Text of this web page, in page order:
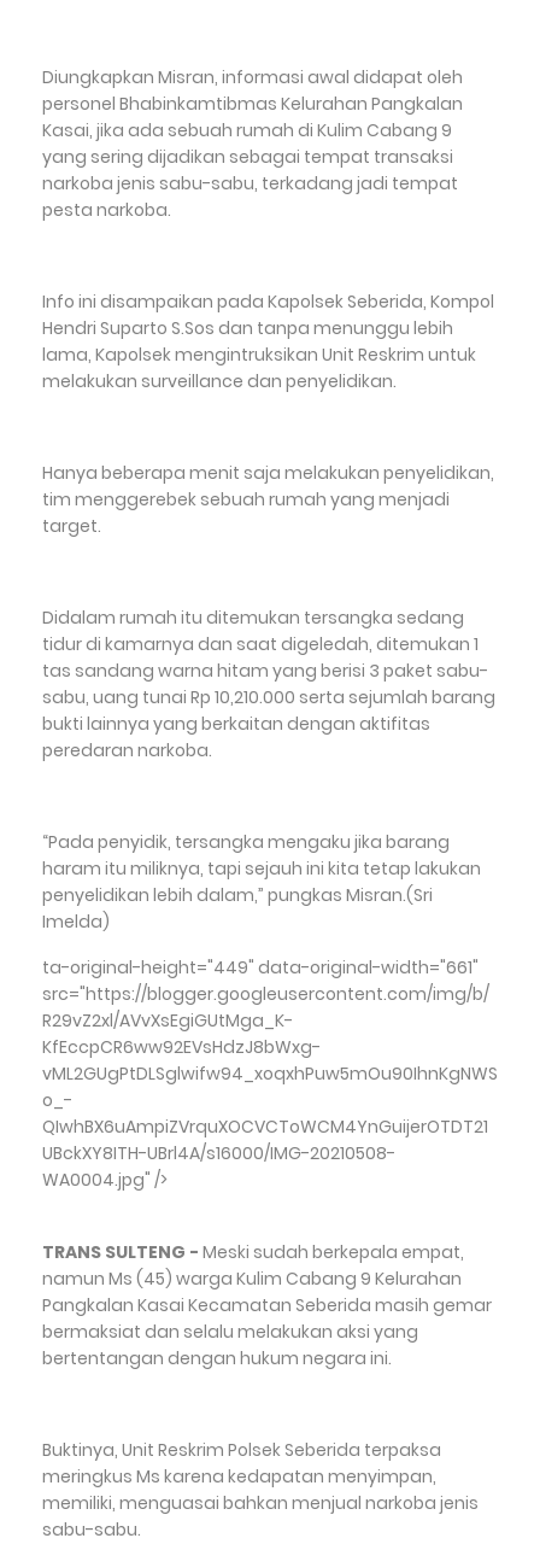
Diungkapkan Misran, informasi awal didapat oleh
personel Bhabinkamtibmas Kelurahan Pangkalan
Kasai, jika ada sebuah rumah di Kulim Cabang 9
yang sering dijadikan sebagai tempat transaksi
narkoba jenis sabu-sabu, terkadang jadi tempat
pesta narkoba.
Info ini disampaikan pada Kapolsek Seberida, Kompol
Hendri Suparto S.Sos dan tanpa menunggu lebih
lama, Kapolsek mengintruksikan Unit Reskrim untuk
melakukan surveillance dan penyelidikan.
Hanya beberapa menit saja melakukan penyelidikan,
tim menggerebek sebuah rumah yang menjadi
target.
Didalam rumah itu ditemukan tersangka sedang
tidur di kamarnya dan saat digeledah, ditemukan 1
tas sandang warna hitam yang berisi 3 paket sabu-
sabu, uang tunai Rp 10,210.000 serta sejumlah barang
bukti lainnya yang berkaitan dengan aktifitas
peredaran narkoba.
“Pada penyidik, tersangka mengaku jika barang
haram itu miliknya, tapi sejauh ini kita tetap lakukan
penyelidikan lebih dalam,” pungkas Misran.(Sri
Imelda)
ta-original-height="449" data-original-width="661"
src="https://blogger.googleusercontent.com/img/b/
R29vZ2xl/AVvXsEgiGUtMga_K-
KfEccpCR6ww92EVsHdzJ8bWxg-
vML2GUgPtDLSglwifw94_xoqxhPuw5mOu90IhnKgNWS
o_-
QIwhBX6uAmpiZVrquXOCVCToWCM4YnGuijerOTDT21
UBckXY8ITH-UBrl4A/s16000/IMG-20210508-
WA0004.jpg" />
TRANS SULTENG - Meski sudah berkepala empat,
namun Ms (45) warga Kulim Cabang 9 Kelurahan
Pangkalan Kasai Kecamatan Seberida masih gemar
bermaksiat dan selalu melakukan aksi yang
bertentangan dengan hukum negara ini.
Buktinya, Unit Reskrim Polsek Seberida terpaksa
meringkus Ms karena kedapatan menyimpan,
memiliki, menguasai bahkan menjual narkoba jenis
sabu-sabu.